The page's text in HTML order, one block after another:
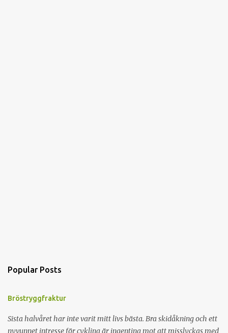
Popular Posts
Bröstryggfraktur
Sista halvåret har inte varit mitt livs bästa. Bra skidåkning och ett
nyvunnet intresse för cykling är ingenting mot att misslyckas med